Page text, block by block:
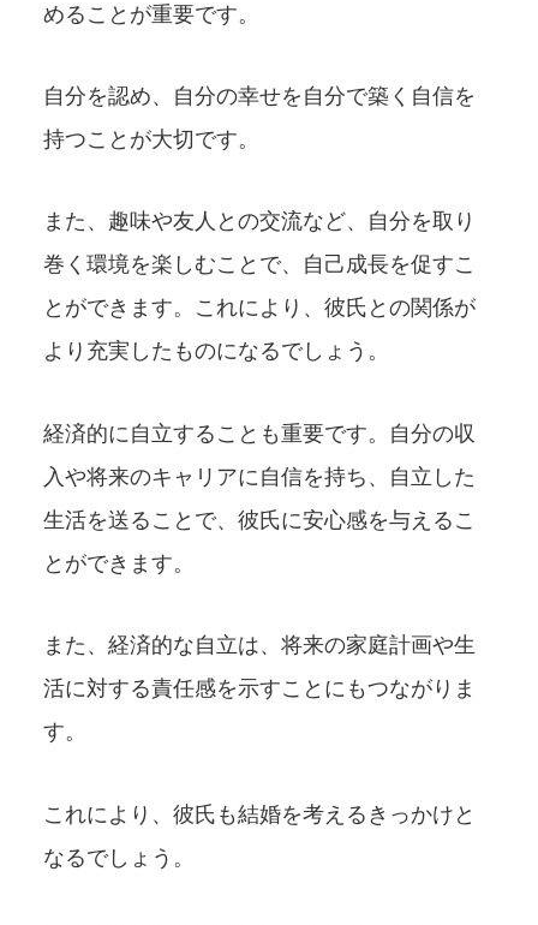
めることが重要です。
自分を認め、自分の幸せを自分で築く自信を
持つことが大切です。
また、趣味や友人との交流など、自分を取り
巻く環境を楽しむことで、自己成長を促すこ
とができます。これにより、彼氏との関係が
より充実したものになるでしょう。
経済的に自立することも重要です。自分の収
入や将来のキャリアに自信を持ち、自立した
生活を送ることで、彼氏に安心感を与えるこ
とができます。
また、経済的な自立は、将来の家庭計画や生
活に対する責任感を示すことにもつながりま
す。
これにより、彼氏も結婚を考えるきっかけと
なるでしょう。